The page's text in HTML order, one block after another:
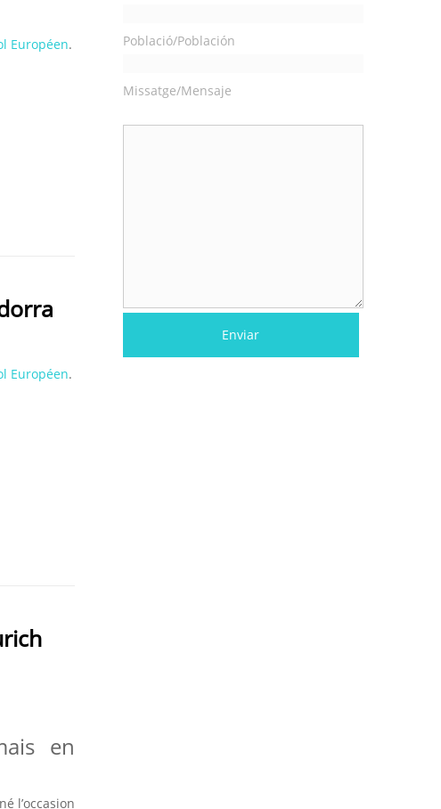
Européen.
Européen.
en
l’occasion
Població/Población
Missatge/Mensaje